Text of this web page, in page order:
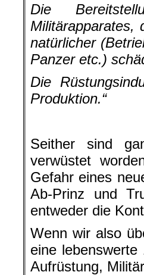
Die
Militärapparates,
natürlicher
Panzer etc.)
Die
Produktion.“
Seither sind
verwüstet
Gefahr eines
Ab-Prinz und
entweder die
Wenn wir also
eine
Aufrüstung,